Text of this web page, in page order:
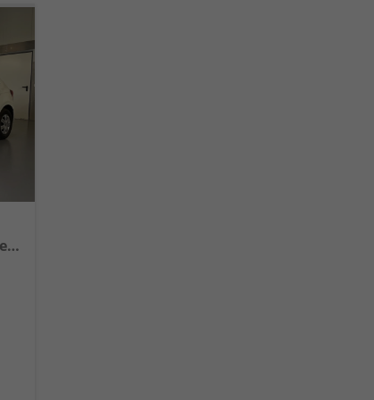
1.0 MPI Sitzheizung+AppConnect+PDC+LED+Touch+Lichtsensor+MultiLenkrad